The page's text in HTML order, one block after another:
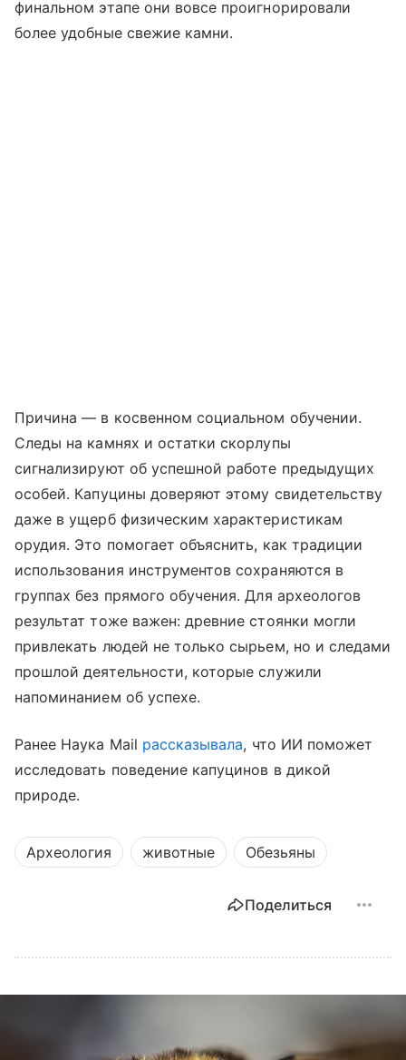
финальном этапе они вовсе проигнорировали
более удобные свежие камни.
Причина — в косвенном социальном обучении.
Следы на камнях и остатки скорлупы
сигнализируют об успешной работе предыдущих
особей. Капуцины доверяют этому свидетельству
даже в ущерб физическим характеристикам
орудия. Это помогает объяснить, как традиции
использования инструментов сохраняются в
группах без прямого обучения. Для археологов
результат тоже важен: древние стоянки могли
привлекать людей не только сырьем, но и следами
прошлой деятельности, которые служили
напоминанием об успехе.
Ранее Наука Mail рассказывала, что ИИ поможет
исследовать поведение капуцинов в дикой
природе.
Археология животные Обезьяны
Поделиться